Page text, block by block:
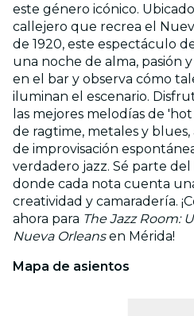
este género icónico.
callejero que recrea el
de 1920, este espectáculo
una noche de alma, pasión
en el bar y observa cómo
iluminan el escenario.
las mejores melodías de
de ragtime, metales y
de improvisación
verdadero jazz. Sé parte
donde cada nota cuenta
creatividad y camaradería.
ahora para The Jazz Room:
Nueva Orleansen Mérida!
Mapa de asientos